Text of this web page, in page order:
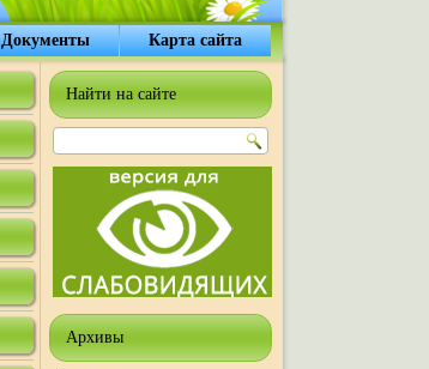
Документы
Карта сайта
Найти на сайте
Архивы